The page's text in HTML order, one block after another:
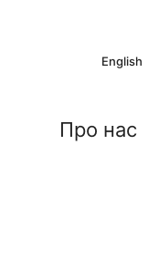
English
Про нас